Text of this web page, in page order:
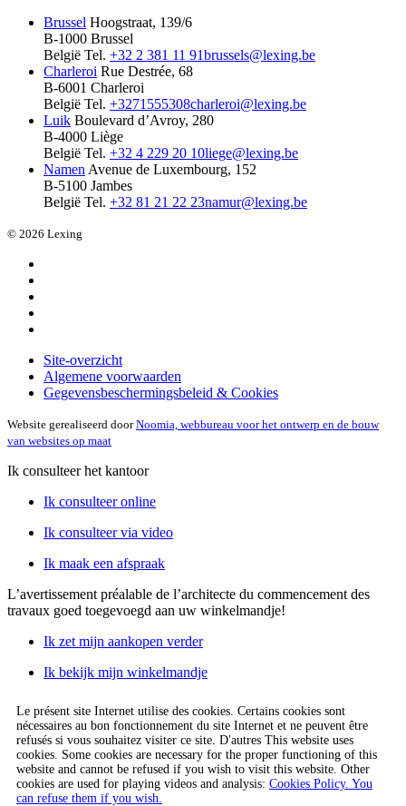
Brussel Hoogstraat, 139/6
B-1000 Brussel
België Tel. +32 2 381 11 91brussels@lexing.be
Charleroi Rue Destrée, 68
B-6001 Charleroi
België Tel. +3271555308charleroi@lexing.be
Luik Boulevard d’Avroy, 280
B-4000 Liège
België Tel. +32 4 229 20 10liege@lexing.be
Namen Avenue de Luxembourg, 152
B-5100 Jambes
België Tel. +32 81 21 22 23namur@lexing.be
© 2026 Lexing
Site-overzicht
Algemene voorwaarden
Gegevensbeschermingsbeleid & Cookies
Website gerealiseerd doorNoomia, webbureau voor het ontwerp en de bouw
van websites op maat
Ik consulteer het kantoor
Ik consulteer online
Ik consulteer via video
Ik maak een afspraak
L’avertissement préalable de l’architecte du commencement des
travaux goed toegevoegd aan uw winkelmandje!
Ik zet mijn aankopen verder
Ik bekijk mijn winkelmandje
Le présent site Internet utilise des cookies. Certains cookies sont
nécessaires au bon fonctionnement du site Internet et ne peuvent être
refusés si vous souhaitez visiter ce site. D'autres This website uses
cookies. Some cookies are necessary for the proper functioning of this
website and cannot be refused if you wish to visit this website. Other
cookies are used for playing videos and analysis: Cookies Policy. You
can refuse them if you wish.